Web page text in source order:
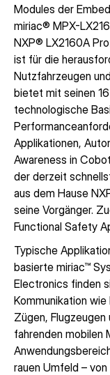
Modules der
miriac® MPX-
NXP® LX2160A
ist für die
Nutzfahrzeugen
bietet mit seinen
technologische
Applikationen,
Awareness in
der derzeit
aus dem Hause
seine Vorgänger.
Functional Safety
Typische
basierte miriac™
Electronics finden
Kommunikation
Zügen,
fahrenden mobilen
rauen Umfeld –